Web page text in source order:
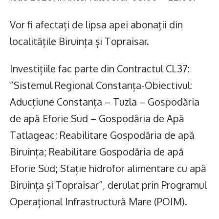
Vor fi afectați de lipsa apei abonații din
localitățile Biruința și Topraisar.
Investițiile fac parte din Contractul CL37:
”Sistemul Regional Constanța-Obiectivul:
Aducțiune Constanța – Tuzla – Gospodăria
de apă Eforie Sud – Gospodăria de Apă
Tatlageac; Reabilitare Gospodăria de apă
Biruința; Reabilitare Gospodăria de apă
Eforie Sud; Stație hidrofor alimentare cu apă
Biruința și Topraisar”, derulat prin Programul
Operațional Infrastructură Mare (POIM).